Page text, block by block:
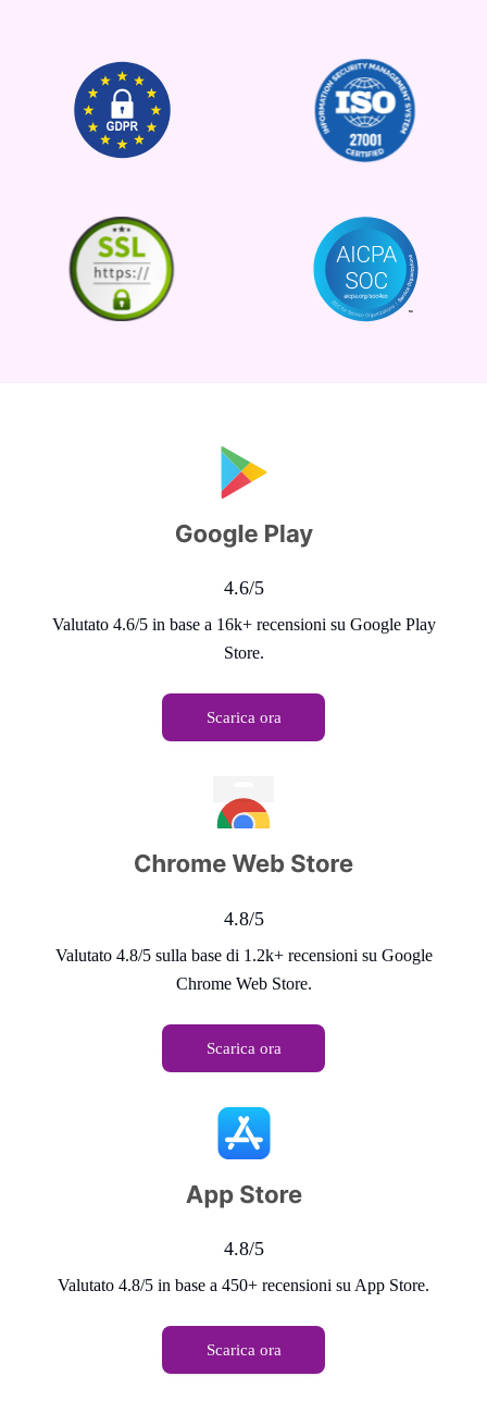
4.6/5
Valutato 4.6/5 in base a 16k+ recensioni su Google Play
Store.
Scarica ora
4.8/5
Valutato 4.8/5 sulla base di 1.2k+ recensioni su Google
Chrome Web Store.
Scarica ora
4.8/5
Valutato 4.8/5 in base a 450+ recensioni su App Store.
Scarica ora